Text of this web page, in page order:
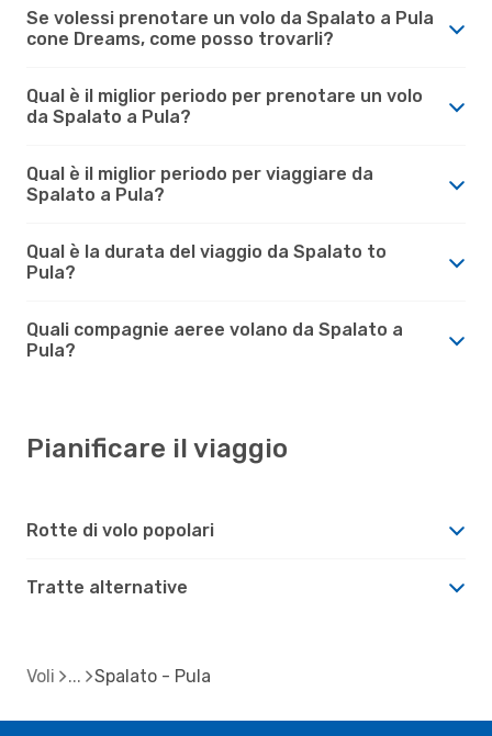
Se volessi prenotare un volo da Spalato a Pula
cone Dreams, come posso trovarli?
Qual è il miglior periodo per prenotare un volo
da Spalato a Pula?
Qual è il miglior periodo per viaggiare da
Spalato a Pula?
Qual è la durata del viaggio da Spalato to
Pula?
Quali compagnie aeree volano da Spalato a
Pula?
Pianificare il viaggio
Rotte di volo popolari
Tratte alternative
Voli Spalato - Pula